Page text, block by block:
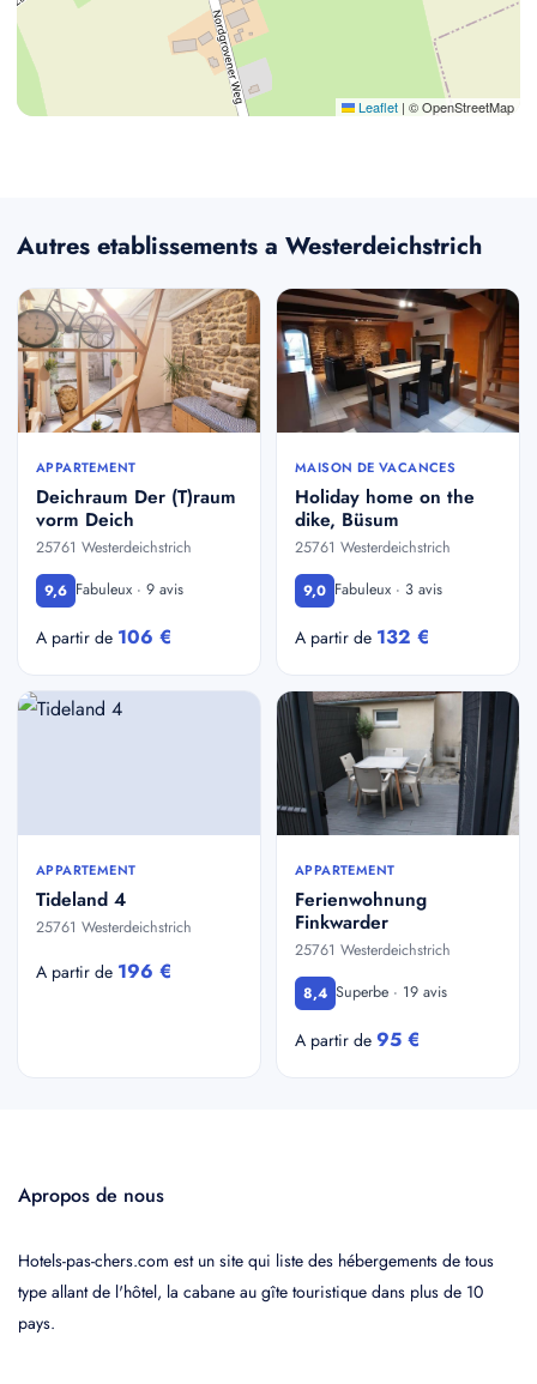
Leaflet | © OpenStreetMap
Autres etablissements a Westerdeichstrich
APPARTEMENT
Deichraum Der (T)raum
vorm Deich
25761 Westerdeichstrich
9,6 Fabuleux · 9 avis
A partir de 106 €
MAISON DE VACANCES
Holiday home on the
dike, Büsum
25761 Westerdeichstrich
9,0 Fabuleux · 3 avis
A partir de 132 €
APPARTEMENT
Tideland 4
25761 Westerdeichstrich
A partir de 196 €
APPARTEMENT
Ferienwohnung
Finkwarder
25761 Westerdeichstrich
8,4 Superbe · 19 avis
A partir de 95 €
Apropos de nous
Hotels-pas-chers.com est un site qui liste des hébergements de tous
type allant de l'hôtel, la cabane au gîte touristique dans plus de 10
pays.